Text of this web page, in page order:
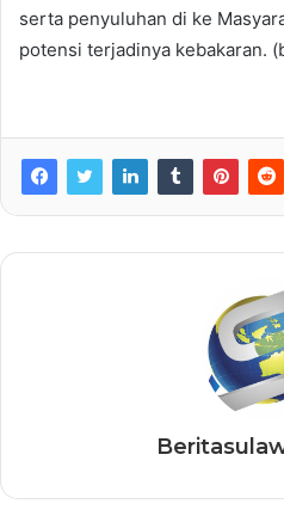
serta penyuluhan di ke
potensi terjadinya kebakaran.